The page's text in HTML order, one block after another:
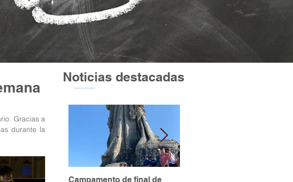
Noticias destacadas
Campamento de final de
Gracias a
durante la